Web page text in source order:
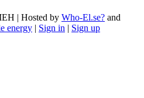
| Hosted by Who-El.se? and
energy | Sign in | Sign up